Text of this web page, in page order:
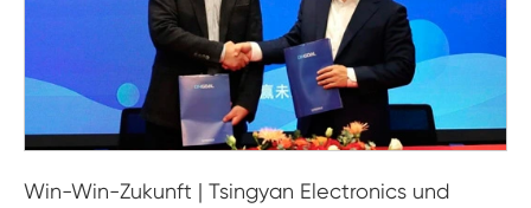
Win-Win-Zukunft | Tsingyan Electronics und